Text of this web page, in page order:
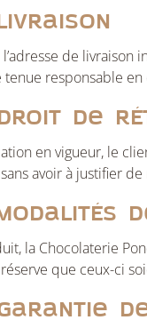
de
responsable
de
en vigueur, le
avoir à justifier
la Chocolaterie
que ceux-ci